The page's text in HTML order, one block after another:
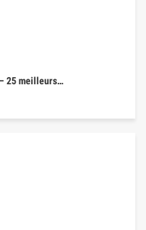
25 meilleurs…